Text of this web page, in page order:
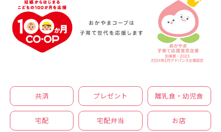
共済 プレゼント 離乳食・幼児食
宅配 宅配弁当 お店